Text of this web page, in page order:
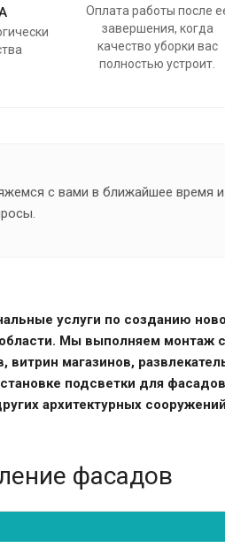
Оплата работы после
завершения, когда
качество уборки вас
полностью устроит.
с вами в ближайшее время и
услуги по созданию
Мы выполняем монтаж
витрин магазинов,
подсветки для
архитектурных
фасадов